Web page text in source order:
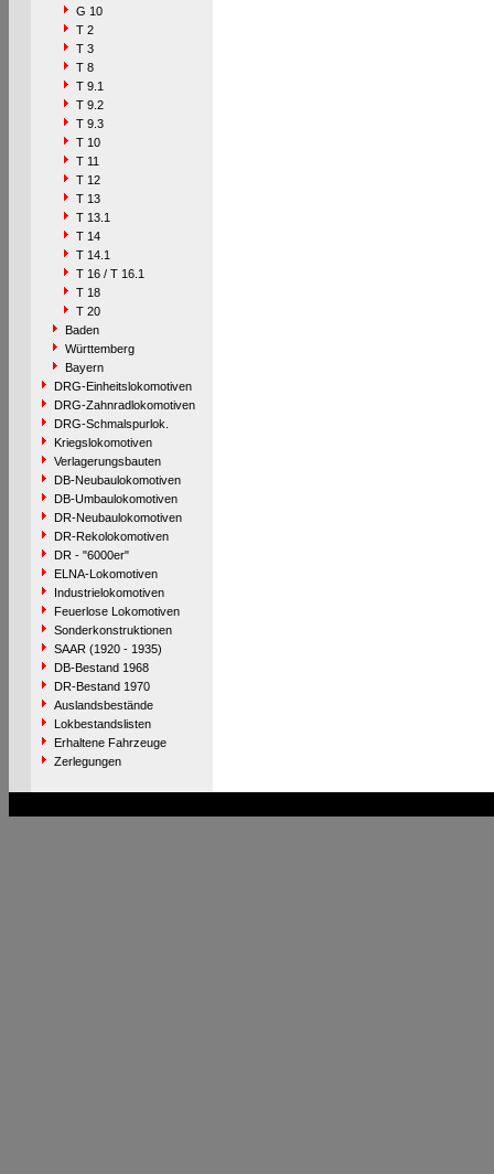
G 10
T 2
T 3
T 8
T 9.1
T 9.2
T 9.3
T 10
T 11
T 12
T 13
T 13.1
T 14
T 14.1
T 16 / T 16.1
T 18
T 20
Baden
Württemberg
Bayern
DRG-Einheitslokomotiven
DRG-Zahnradlokomotiven
DRG-Schmalspurlok.
Kriegslokomotiven
Verlagerungsbauten
DB-Neubaulokomotiven
DB-Umbaulokomotiven
DR-Neubaulokomotiven
DR-Rekolokomotiven
DR - "6000er"
ELNA-Lokomotiven
Industrielokomotiven
Feuerlose Lokomotiven
Sonderkonstruktionen
SAAR (1920 - 1935)
DB-Bestand 1968
DR-Bestand 1970
Auslandsbestände
Lokbestandslisten
Erhaltene Fahrzeuge
Zerlegungen